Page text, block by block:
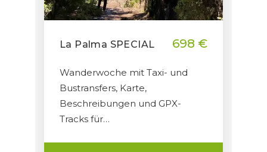
La Palma SPECIAL 698 €
Wanderwoche mit Taxi- und
Bustransfers, Karte,
Beschreibungen und GPX-
Tracks für…